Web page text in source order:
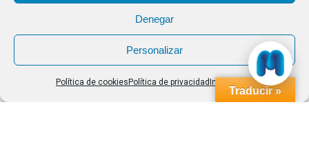
Denegar
Personalizar
Política de cookies Política de privacidad Impressum
Traducir »